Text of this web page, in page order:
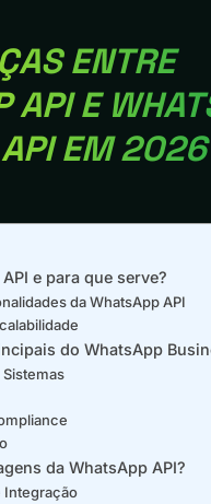
ENTRE
API E
EM 2026
e para que serve?
da WhatsApp API
do WhatsApp
da WhatsApp API?
Integração